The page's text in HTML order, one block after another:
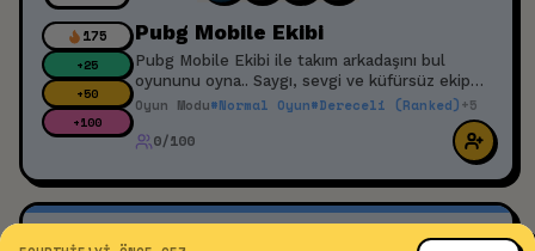
175
+25
+50
+100
Pubg Mobile Ekibi
Pubg Mobile Ekibi ile takım arkadaşını bul
oyununu oyna.. Saygı, sevgi ve küfürsüz ekip
kurma etkinliği.
Oyun Modu#Normal Oyun#Dereceli (Ranked)+5
0/100
MOBILE LEGENDS: BANG BANG